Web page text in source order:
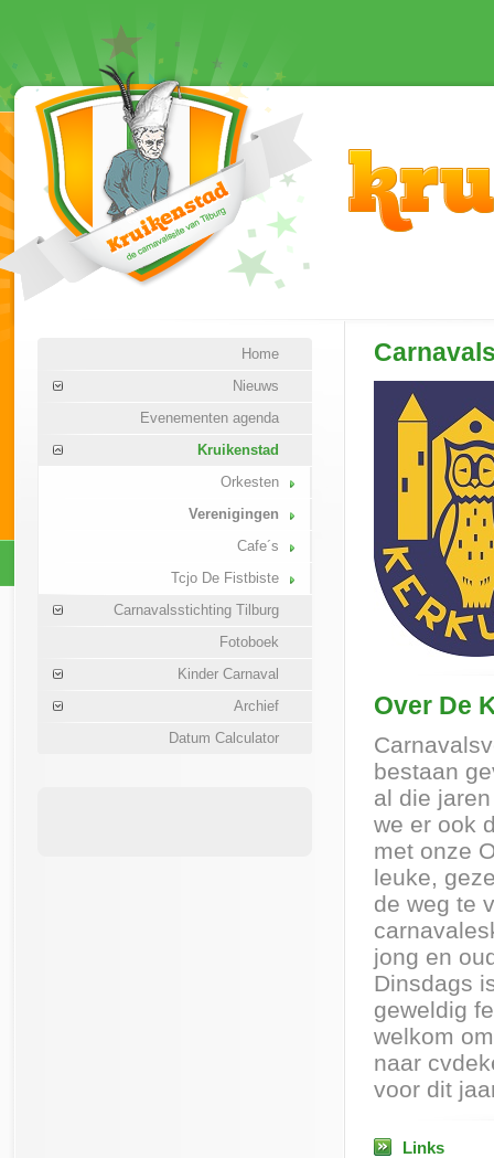
Home
Nieuws
Evenementen agenda
Kruikenstad
Orkesten
Verenigingen
Cafe´s
Tcjo De Fistbiste
Carnavalsstichting Tilburg
Fotoboek
Kinder Carnaval
Archief
Datum Calculator
Over De
bestaan
al die
we er ook
met onze
leuke,
de weg te
jong en
Dinsdags
geweldig
welkom
naar
voor dit
Links